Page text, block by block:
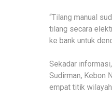
“Tilang manual
tilang secara
ke bank untuk
Sekadar
Sudirman, Kebon
empat titik